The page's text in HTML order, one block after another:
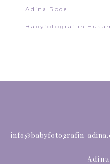
Adina Rode
Babyfotograf in
info@babyfotografin-